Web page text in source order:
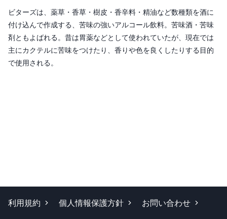
ビターズは、薬草・香草・樹皮・香辛料・精油など数種類を酒に
付け込んで作成する、苦味の強いアルコール飲料。苦味酒・苦味
剤ともよばれる。昔は胃薬などとして使われていたが、現在では
主にカクテルに苦味をつけたり、香りや色を良くしたりする目的
で使用される。
利用規約 個人情報保護方針 お問い合わせ